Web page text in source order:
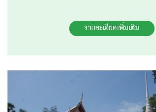
รายละเอียดเพิ่มเติม